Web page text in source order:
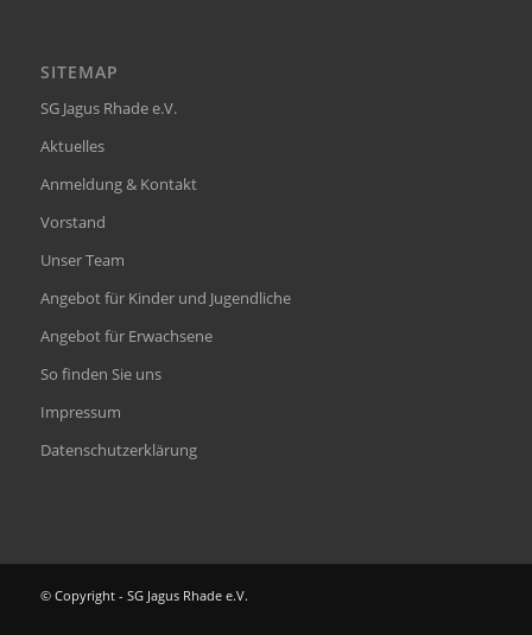
SITEMAP
SG Jagus Rhade e.V.
Aktuelles
Anmeldung & Kontakt
Vorstand
Unser Team
Angebot für Kinder und Jugendliche
Angebot für Erwachsene
So finden Sie uns
Impressum
Datenschutzerklärung
© Copyright - SG Jagus Rhade e.V.